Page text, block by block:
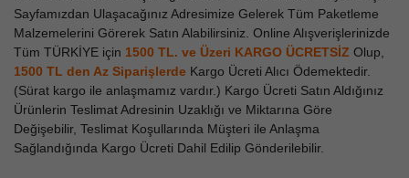
Sayfamızdan Ulaşacağınız Adresimize Gelerek Tüm Paketleme
Malzemelerini Görerek Satın Alabilirsiniz. Online Alışverişlerinizde
Tüm TÜRKİYE için 1500 TL. ve Üzeri KARGO ÜCRETSİZ Olup,
1500 TL den Az Siparişlerde Kargo Ücreti Alıcı Ödemektedir.
(Sürat kargo ile anlaşmamız vardır.) Kargo Ücreti Satın Aldığınız
Ürünlerin Teslimat Adresinin Uzaklığı ve Miktarına Göre
Değişebilir, Teslimat Koşullarında Müşteri ile Anlaşma
Sağlandığında Kargo Ücreti Dahil Edilip Gönderilebilir.